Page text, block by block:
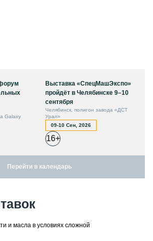
Galaxy
Выставка «СпецМашЭкспо»
пройдёт в Челябинске 9–10
сентября
Челябинск, полигон завода «ДСТ
Урал»
09-10 Сен, 2026
16+
Перейти в календарь
и масла в условиях сложной